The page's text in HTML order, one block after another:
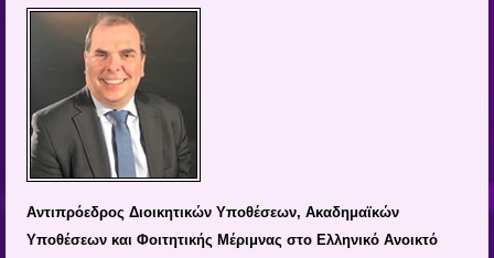
Αντιπρόεδρος Διοικητικών Υποθέσεων, Ακαδημαϊκών
Υποθέσεων και Φοιτητικής Μέριμνας στο Ελληνικό Ανοικτό